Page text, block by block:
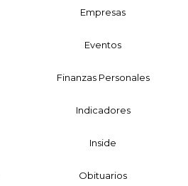
Empresas
Eventos
Finanzas Personales
Indicadores
Inside
Obituarios